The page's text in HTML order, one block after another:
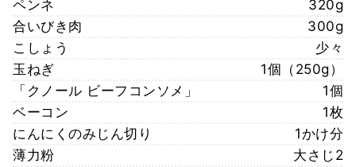
ペンネ
320g
合いびき肉
300g
こしょう
少々
玉ねぎ
1個（250g）
「クノール ビーフコンソメ」
1個
ベーコン
1枚
にんにくのみじん切り
1かけ分
薄力粉
大さじ2